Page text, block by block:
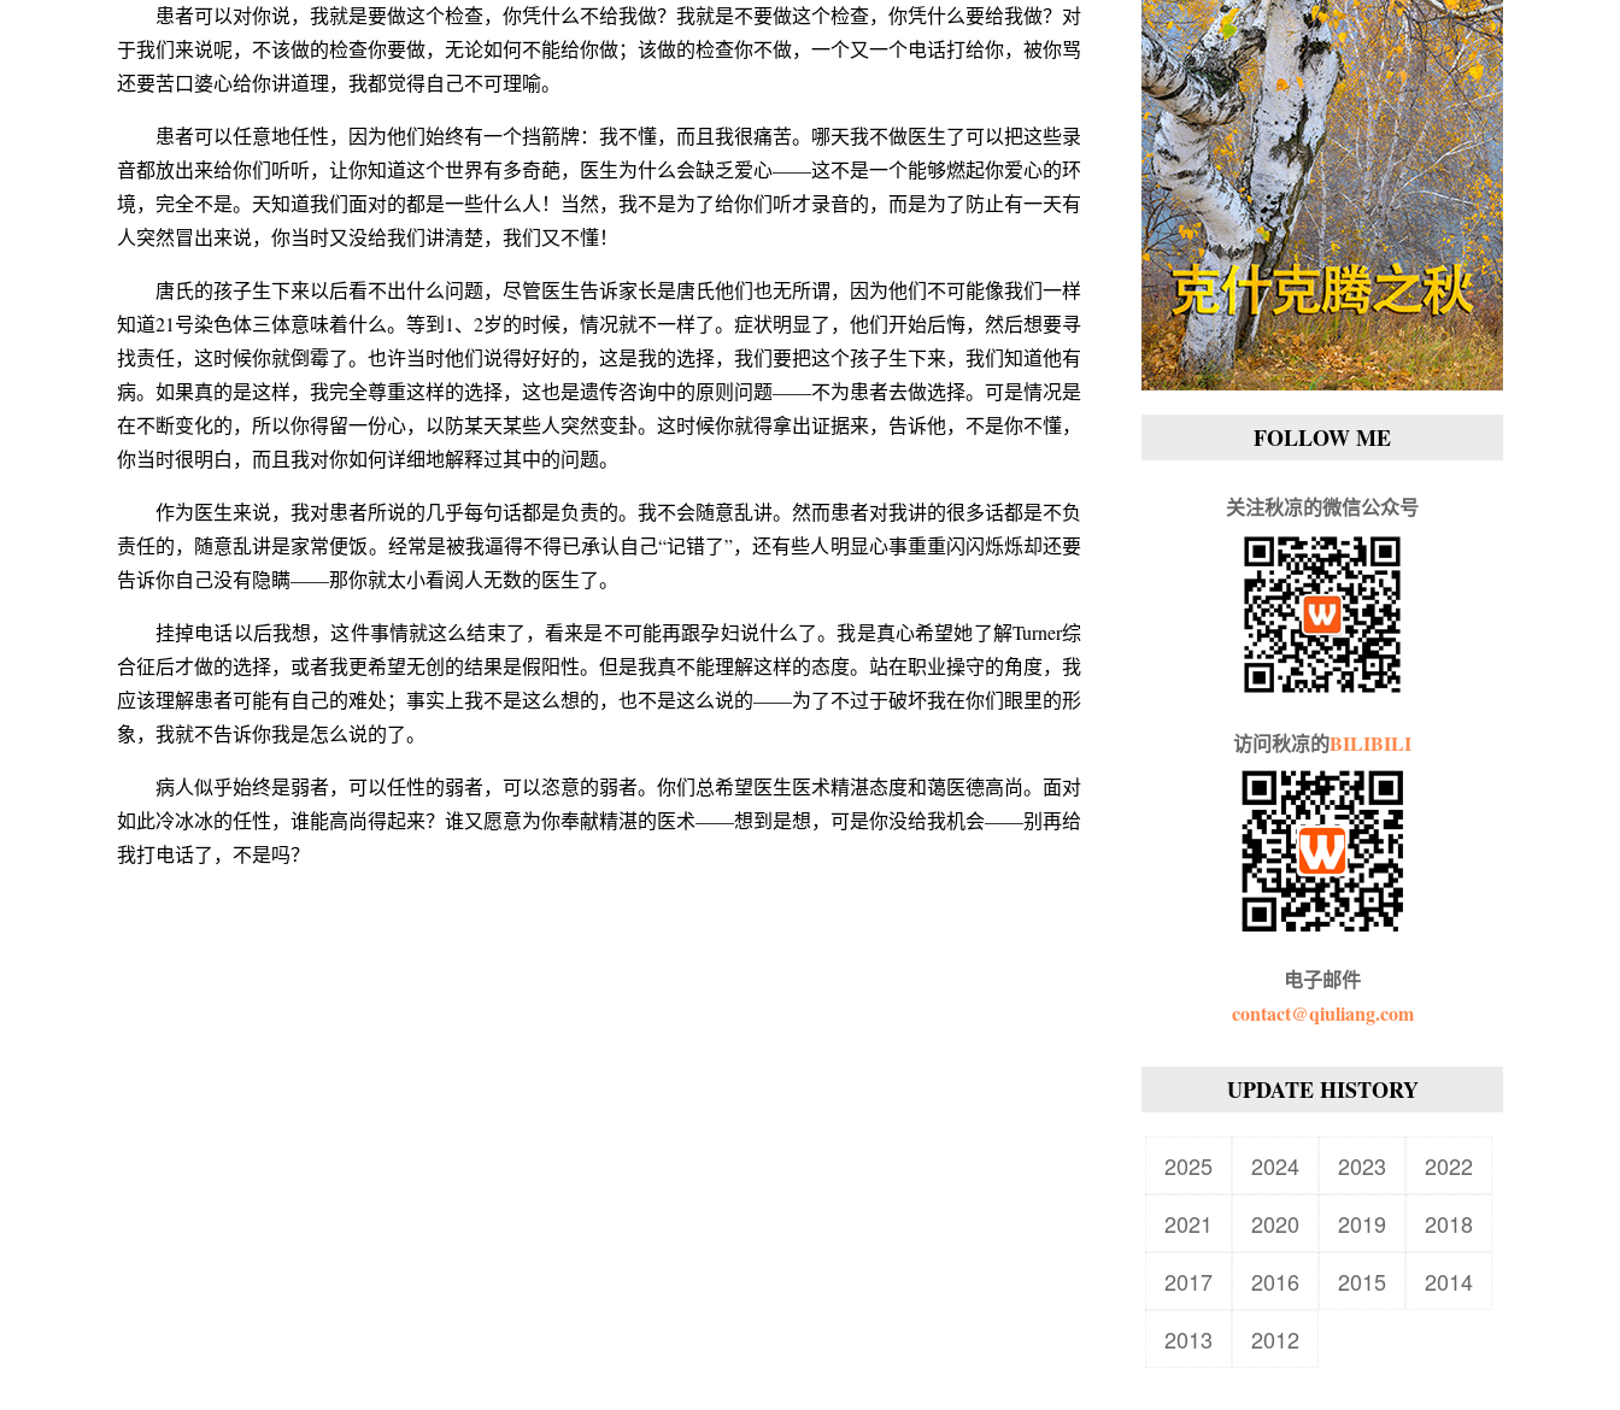
患者可以对你说，我就是要做这个检查，你凭什么不给我做？我就是不要做这个检查，你凭什么要给我做？对
于我们来说呢，不该做的检查你要做，无论如何不能给你做；该做的检查你不做，一个又一个电话打给你，被你骂
还要苦口婆心给你讲道理，我都觉得自己不可理喻。
患者可以任意地任性，因为他们始终有一个挡箭牌：我不懂，而且我很痛苦。哪天我不做医生了可以把这些录
音都放出来给你们听听，让你知道这个世界有多奇葩，医生为什么会缺乏爱心——这不是一个能够燃起你爱心的环
境，完全不是。天知道我们面对的都是一些什么人！当然，我不是为了给你们听才录音的，而是为了防止有一天有
人突然冒出来说，你当时又没给我们讲清楚，我们又不懂！
唐氏的孩子生下来以后看不出什么问题，尽管医生告诉家长是唐氏他们也无所谓，因为他们不可能像我们一样
知道21号染色体三体意味着什么。等到1、2岁的时候，情况就不一样了。症状明显了，他们开始后悔，然后想要寻
找责任，这时候你就倒霉了。也许当时他们说得好好的，这是我的选择，我们要把这个孩子生下来，我们知道他有
病。如果真的是这样，我完全尊重这样的选择，这也是遗传咨询中的原则问题——不为患者去做选择。可是情况是
在不断变化的，所以你得留一份心，以防某天某些人突然变卦。这时候你就得拿出证据来，告诉他，不是你不懂，
你当时很明白，而且我对你如何详细地解释过其中的问题。
作为医生来说，我对患者所说的几乎每句话都是负责的。我不会随意乱讲。然而患者对我讲的很多话都是不负
责任的，随意乱讲是家常便饭。经常是被我逼得不得已承认自己“记错了”，还有些人明显心事重重闪闪烁烁却还要
告诉你自己没有隐瞒——那你就太小看阅人无数的医生了。
挂掉电话以后我想，这件事情就这么结束了，看来是不可能再跟孕妇说什么了。我是真心希望她了解Turner综
合征后才做的选择，或者我更希望无创的结果是假阳性。但是我真不能理解这样的态度。站在职业操守的角度，我
应该理解患者可能有自己的难处；事实上我不是这么想的，也不是这么说的——为了不过于破坏我在你们眼里的形
象，我就不告诉你我是怎么说的了。
病人似乎始终是弱者，可以任性的弱者，可以恣意的弱者。你们总希望医生医术精湛态度和蔼医德高尚。面对
如此冷冰冰的任性，谁能高尚得起来？谁又愿意为你奉献精湛的医术——想到是想，可是你没给我机会——别再给
我打电话了，不是吗？
FOLLOW ME
关注秋凉的微信公众号
访问秋凉的BILIBILI
电子邮件
contact@qiuliang.com
UPDATE HISTORY
2025 2024 2023
2022
2021
2020 2019
2018
2017
2016 2015
2014
2013
2012